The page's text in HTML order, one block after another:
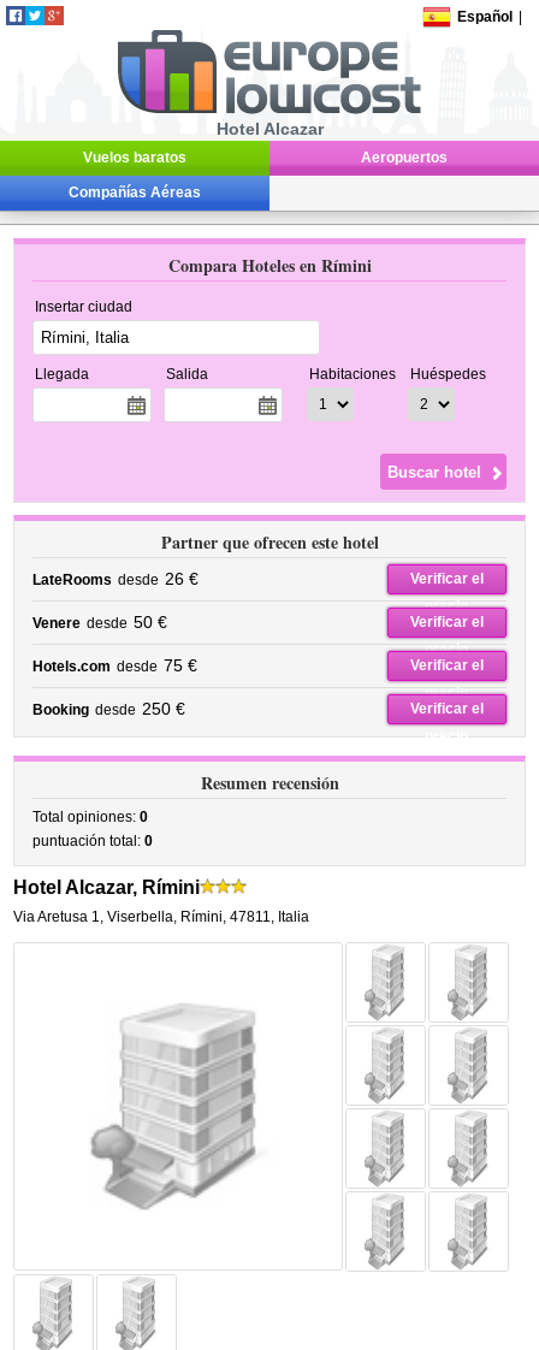
Español
Hotel Alcazar
Vuelos baratos Aeropuertos
Compañías Aéreas
Compara Hoteles en Rímini
Insertar ciudad
Llegada Salida Habitaciones Huéspedes
Partner que ofrecen este hotel
LateRooms desde 26 €
Verificar el
precio
Venere desde 50 €
Verificar el
precio
Hotels.com desde 75 €
Verificar el
precio
Booking desde 250 €
Verificar el
precio
Resumen recensión
Total opiniones:0
puntuación total:0
Hotel Alcazar, Rímini
Via Aretusa 1,Viserbella, Rímini,47811, Italia